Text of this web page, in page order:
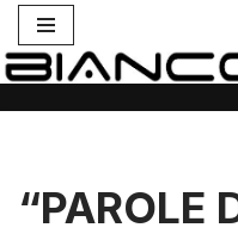
Vai
“PAROLE